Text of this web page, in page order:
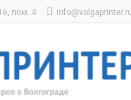
пом. 4 info@volgaprinter.ru